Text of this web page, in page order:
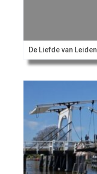
De Liefde van Leiden